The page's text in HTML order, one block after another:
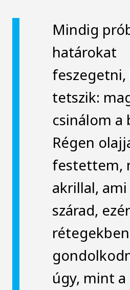
Mindig
határokat
feszegetni,
tetszik:
csinálom a
Régen
festettem,
akrillal,
szárad,
rétegekben
úgy, mint a